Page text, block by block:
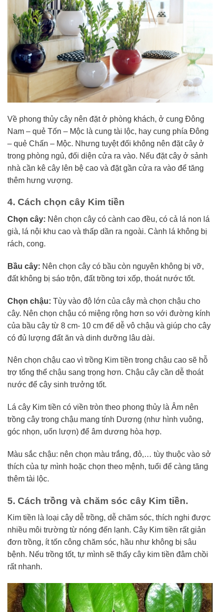
Về phong thủy cây nên đặt ở phòng khách, ở cung Đông
Nam – quẻ Tốn – Mộc là cung tài lộc, hay cung phía Đông
– quẻ Chấn – Mộc. Nhưng tuyệt đối không nên đặt cây ở
trong phòng ngủ, đối diện cửa ra vào. Nếu đặt cây ở sảnh
nhà cần kê cây lên bệ cao và đặt gần cửa ra vào để tăng
thêm hưng vượng.
4. Cách chọn cây Kim tiền
Chọn cây: Nên chọn cây có cành cao đều, có cả lá non lá
già, lá nội khu cao và thấp dần ra ngoài. Cành lá không bị
rách, cong.
Bầu cây: Nên chọn cây có bầu còn nguyên không bị vỡ,
đất không bị sáo trộn, đất trồng tơi xốp, thoát nước tốt.
Chọn chậu: Tùy vào độ lớn của cây mà chọn chậu cho
cây. Nên chọn chậu có miệng rộng hơn so với đường kính
của bầu cây từ 8 cm- 10 cm để dễ vô chậu và giúp cho cây
có đủ lượng đất ăn và dinh dưỡng lâu dài.
Nên chọn chậu cao vì trồng Kim tiền trong chậu cao sẽ hỗ
trợ tổng thể chậu sang trọng hơn. Chậu cây cần dễ thoát
nước để cây sinh trưởng tốt.
Lá cây Kim tiền có viền tròn theo phong thủy là Âm nên
trồng cây trong chậu mang tính Dương (như hình vuông,
góc nhọn, uốn lượn) để âm dương hòa hợp.
Màu sắc chậu: nên chọn màu trắng, đỏ,… tùy thuộc vào sở
thích của tự mình hoặc chọn theo mệnh, tuổi để càng tăng
thêm tài lộc.
5. Cách trồng và chăm sóc cây Kim tiền.
Kim tiền là loại cây dễ trồng, dễ chăm sóc, thích nghi được
nhiều môi trường từ nóng đến lạnh. Cây Kim tiền rất giản
đơn trồng, ít tốn công chăm sóc, hầu như không bị sâu
bệnh. Nếu trồng tốt, tự mình sẽ thấy cây kim tiền đâm chồi
rất nhanh.